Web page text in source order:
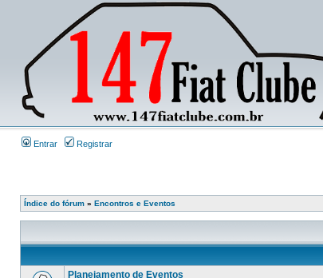
Entrar Registrar
Índice do fórum » Encontros e Eventos
Planejamento de Eventos